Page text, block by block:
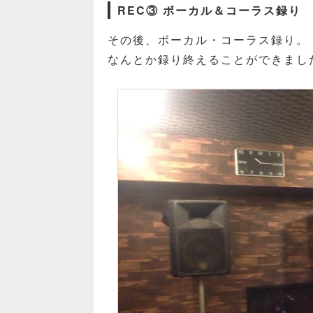
REC③ ボーカル＆コーラス録り
その後、ボーカル・コーラス録り。
なんとか録り終えることができまし